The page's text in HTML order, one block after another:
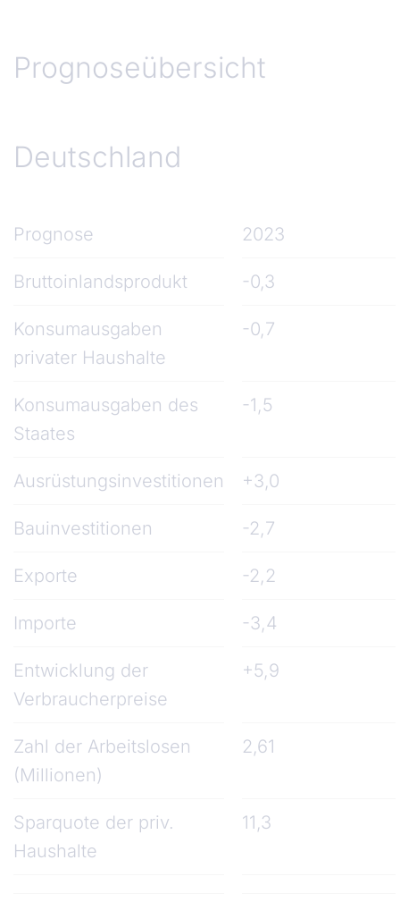
Prognoseübersicht
Deutschland
Prognose 2023
Bruttoinlandsprodukt -0,3
Konsumausgaben
privater Haushalte
-0,7
Konsumausgaben des
Staates
-1,5
Ausrüstungsinvestitionen +3,0
Bauinvestitionen -2,7
Exporte -2,2
Importe -3,4
Entwicklung der
Verbraucherpreise
+5,9
Zahl der Arbeitslosen
(Millionen)
2,61
Sparquote der priv.
Haushalte
11,3